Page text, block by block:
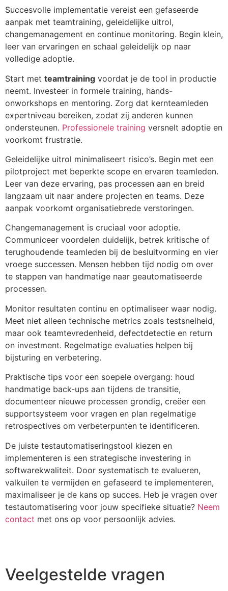
Succesvolle implementatie vereist een gefaseerde
aanpak met teamtraining, geleidelijke uitrol,
changemanagement en continue monitoring. Begin klein,
leer van ervaringen en schaal geleidelijk op naar
volledige adoptie.
Start met teamtraining voordat je de tool in productie
neemt. Investeer in formele training, hands-
onworkshops en mentoring. Zorg dat kernteamleden
expertniveau bereiken, zodat zij anderen kunnen
ondersteunen. Professionele training versnelt adoptie en
voorkomt frustratie.
Geleidelijke uitrol minimaliseert risico’s. Begin met een
pilotproject met beperkte scope en ervaren teamleden.
Leer van deze ervaring, pas processen aan en breid
langzaam uit naar andere projecten en teams. Deze
aanpak voorkomt organisatiebrede verstoringen.
Changemanagement is cruciaal voor adoptie.
Communiceer voordelen duidelijk, betrek kritische of
terughoudende teamleden bij de besluitvorming en vier
vroege successen. Mensen hebben tijd nodig om over
te stappen van handmatige naar geautomatiseerde
processen.
Monitor resultaten continu en optimaliseer waar nodig.
Meet niet alleen technische metrics zoals testsnelheid,
maar ook teamtevredenheid, defectdetectie en return
on investment. Regelmatige evaluaties helpen bij
bijsturing en verbetering.
Praktische tips voor een soepele overgang: houd
handmatige back-ups aan tijdens de transitie,
documenteer nieuwe processen grondig, creëer een
supportsysteem voor vragen en plan regelmatige
retrospectives om verbeterpunten te identificeren.
De juiste testautomatiseringstool kiezen en
implementeren is een strategische investering in
softwarekwaliteit. Door systematisch te evalueren,
valkuilen te vermijden en gefaseerd te implementeren,
maximaliseer je de kans op succes. Heb je vragen over
testautomatisering voor jouw specifieke situatie? Neem
contact met ons op voor persoonlijk advies.
Veelgestelde vragen